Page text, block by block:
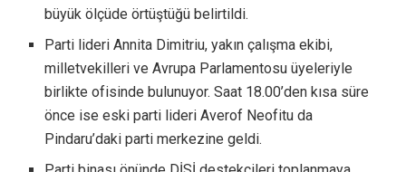
büyük ölçüde örtüştüğü belirtildi.
Parti lideri Annita Dimitriu, yakın çalışma ekibi,
milletvekilleri ve Avrupa Parlamentosu üyeleriyle
birlikte ofisinde bulunuyor. Saat 18.00’den kısa süre
önce ise eski parti lideri Averof Neofitu da
Pindaru’daki parti merkezine geldi.